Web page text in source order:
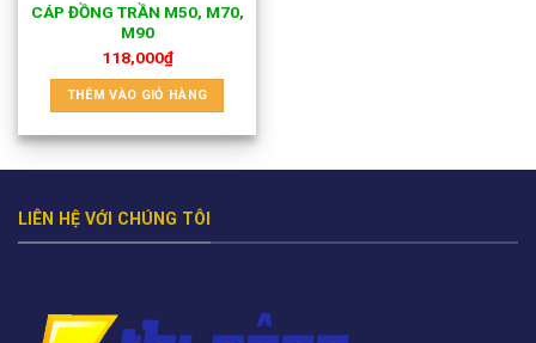
CÁP ĐỒNG TRẦN M50, M70,
M90
118,000₫
THÊM VÀO GIỎ HÀNG
LIÊN HỆ VỚI CHÚNG TÔI